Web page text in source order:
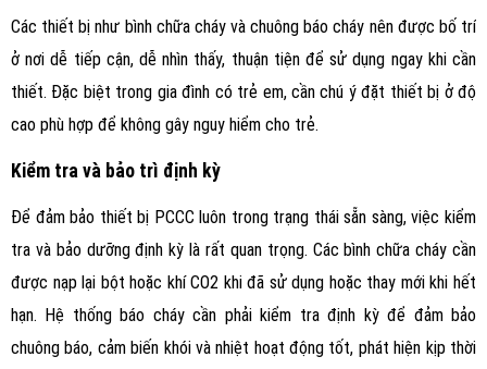
Các thiết bị như bình chữa cháy và chuông báo cháy nên được bố trí
ở nơi dễ tiếp cận, dễ nhìn thấy, thuận tiện để sử dụng ngay khi cần
thiết. Đặc biệt trong gia đình có trẻ em, cần chú ý đặt thiết bị ở độ
cao phù hợp để không gây nguy hiểm cho trẻ.
Kiểm tra và bảo trì định kỳ
Để đảm bảo thiết bị PCCC luôn trong trạng thái sẵn sàng, việc kiểm
tra và bảo dưỡng định kỳ là rất quan trọng. Các bình chữa cháy cần
được nạp lại bột hoặc khí CO2 khi đã sử dụng hoặc thay mới khi hết
hạn. Hệ thống báo cháy cần phải kiểm tra định kỳ để đảm bảo
chuông báo, cảm biến khói và nhiệt hoạt động tốt, phát hiện kịp thời